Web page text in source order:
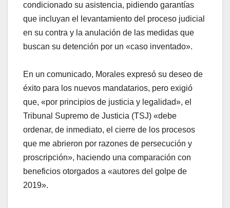
condicionado su asistencia, pidiendo garantías
que incluyan el levantamiento del proceso judicial
en su contra y la anulación de las medidas que
buscan su detención por un «caso inventado».
En un comunicado, Morales expresó su deseo de
éxito para los nuevos mandatarios, pero exigió
que, «por principios de justicia y legalidad», el
Tribunal Supremo de Justicia (TSJ) «debe
ordenar, de inmediato, el cierre de los procesos
que me abrieron por razones de persecución y
proscripción», haciendo una comparación con
beneficios otorgados a «autores del golpe de
2019».